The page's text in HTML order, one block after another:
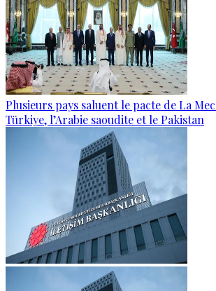
Plusieurs pays saluent le pacte de La
Türkiye, l’Arabie saoudite et le Pakistan